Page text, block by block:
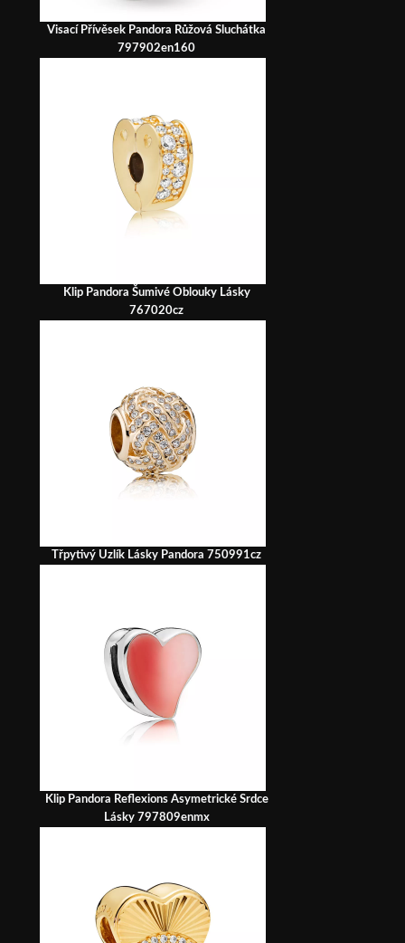
Visací Přívěsek Pandora Růžová Sluchátka
797902en160
Klip Pandora Šumivé Oblouky Lásky
767020cz
Třpytivý Uzlík Lásky Pandora 750991cz
Klip Pandora Reflexions Asymetrické Srdce
Lásky 797809enmx